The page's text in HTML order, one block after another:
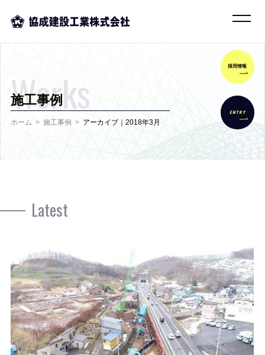
採用情報
ENTRY
Works
施工事例
ホーム 施工事例 アーカイブ｜2018年3月
Latest